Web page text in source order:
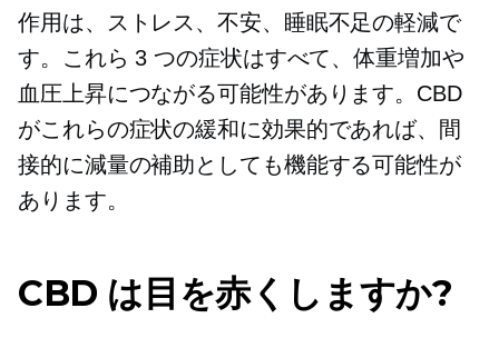
作用は、ストレス、不安、睡眠不足の軽減で
す。これら 3 つの症状はすべて、体重増加や
血圧上昇につながる可能性があります。CBD
がこれらの症状の緩和に効果的であれば、間
接的に減量の補助としても機能する可能性が
あります。
CBD は目を赤くしますか?